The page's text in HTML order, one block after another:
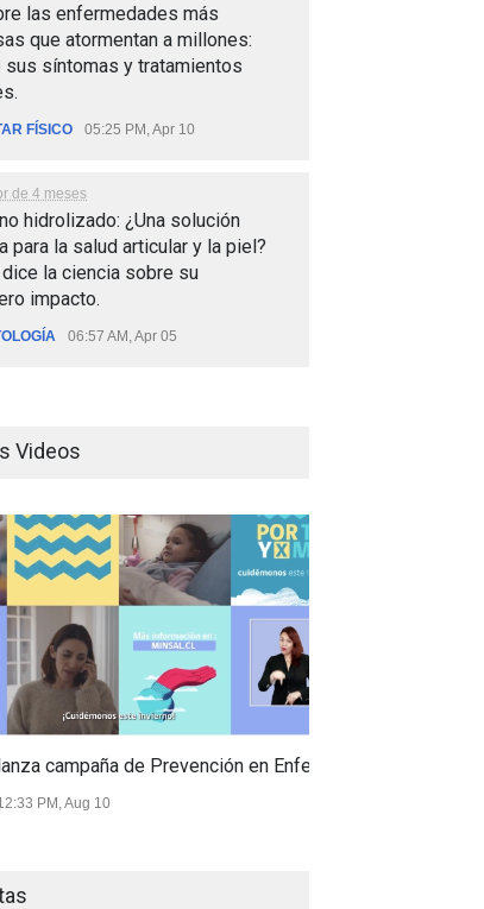
las enfermedades más
que atormentan a millones:
sus síntomas y tratamientos
FÍSICO 05:25 PM, Apr 10
de 4 meses
hidrolizado: ¿Una solución
para la salud articular y la piel?
la ciencia sobre su
impacto.
06:57 AM, Apr 05
Videos
campaña de Prevención en Enfermedades
PM, Aug 10